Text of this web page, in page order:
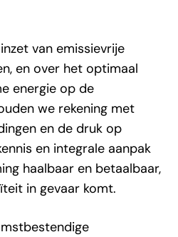
van emissievrije
en over het optimaal
energie op de
we rekening met
en de druk op
en integrale aanpak
haalbaar en betaalbaar,
in gevaar komt.